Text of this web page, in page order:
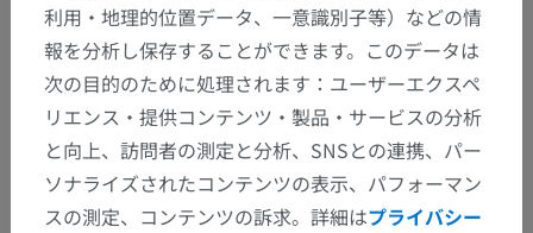
下位構造：この解剖学的部位には下位構造がありま
せん
人体神経解剖学
利用・地理的位置データ、一意識別子等）などの情
報を分析し保存することができます。このデータは
次の目的のために処理されます：ユーザーエクスペ
リエンス・提供コンテンツ・製品・サービスの分析
と向上、訪問者の測定と分析、SNSとの連携、パー
ソナライズされたコンテンツの表示、パフォーマン
スの測定、コンテンツの訴求。詳細はプライバシー